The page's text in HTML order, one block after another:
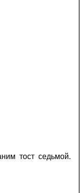
тост седьмой.